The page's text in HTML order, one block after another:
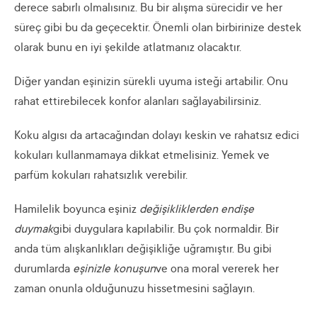
derece sabırlı olmalısınız. Bu bir alışma sürecidir ve her
süreç gibi bu da geçecektir. Önemli olan birbirinize destek
olarak bunu en iyi şekilde atlatmanız olacaktır.
Diğer yandan eşinizin sürekli uyuma isteği artabilir. Onu
rahat ettirebilecek konfor alanları sağlayabilirsiniz.
Koku algısı da artacağından dolayı keskin ve rahatsız edici
kokuları kullanmamaya dikkat etmelisiniz. Yemek ve
parfüm kokuları rahatsızlık verebilir.
Hamilelik boyunca eşiniz değişikliklerden endişe
duymakgibi duygulara kapılabilir. Bu çok normaldir. Bir
anda tüm alışkanlıkları değişikliğe uğramıştır. Bu gibi
durumlarda eşinizle konuşunve ona moral vererek her
zaman onunla olduğunuzu hissetmesini sağlayın.